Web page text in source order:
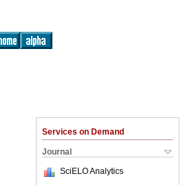
Services on Demand
Journal
SciELO Analytics